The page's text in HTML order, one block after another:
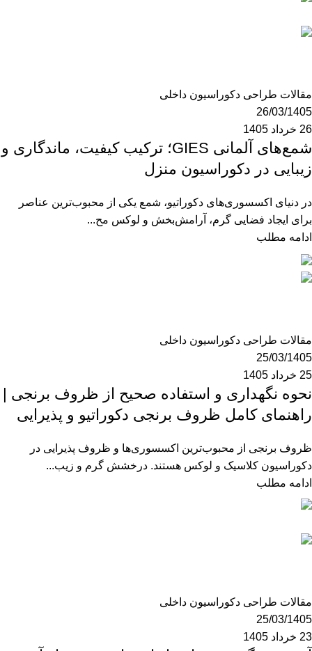
مقالات طراحی دکوراسیون داخلی
26/03/1405
26 خرداد 1405
شمع‌های آلمانی GIES؛ ترکیب کیفیت، ماندگاری و
زیبایی در دکوراسیون منزل
در دنیای اکسسوری‌های دکوراتیو، شمع یکی از محبوب‌ترین عناصر
برای ایجاد فضایی گرم، آرامش‌بخش و لوکس مح...
ادامه مطلب
مقالات طراحی دکوراسیون داخلی
25/03/1405
25 خرداد 1405
نحوه نگهداری و استفاده صحیح از ظروف برنجی |
راهنمای کامل ظروف برنجی دکوراتیو و پذیرایی
ظروف برنجی از محبوب‌ترین اکسسوری‌ها و ظروف پذیرایی در
دکوراسیون کلاسیک و لوکس هستند. درخشش گرم و زیب...
ادامه مطلب
مقالات طراحی دکوراسیون داخلی
25/03/1405
23 خرداد 1405